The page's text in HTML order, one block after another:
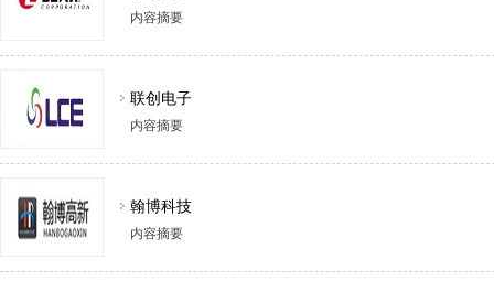
内容摘要
联创电子
内容摘要
翰博科技
内容摘要